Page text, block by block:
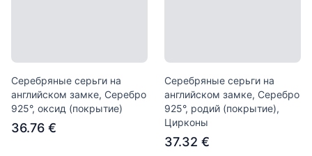
Серебряные серьги на
английском замке, Серебро
925°, оксид (покрытие)
36.76 €
Серебряные серьги на
английском замке, Серебро
925°, родий (покрытие),
Цирконы
37.32 €